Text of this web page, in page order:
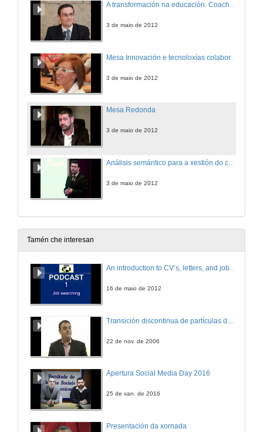
A transformación na educación. Coaching educativo na Universidade.
3 de maio de 2012
3 de maio de 2012
Mesa Redonda
3 de maio de 2012
3 de maio de 2012
Tamén che interesan
An introduction to CV’s, letters, and job searching
16 de maio de 2012
22 de nov. de 2006
Apertura Social Media Day 2016
25 de xan. de 2016
Presentación da xornada